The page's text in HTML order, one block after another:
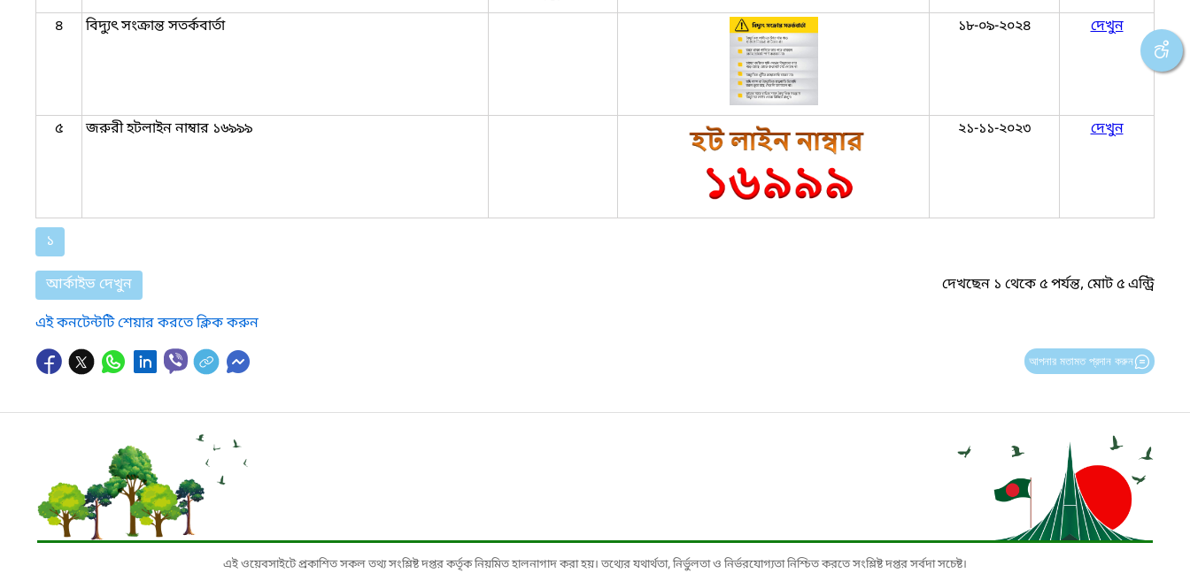
৪
বিদ্যুৎ সংক্রান্ত সতর্কবার্তা ১৮-০৯-২০২৪ দেখুন
৫ জরুরী হটলাইন নাম্বার ১৬৯৯৯ ২১-১১-২০২৩ দেখুন
১
আর্কাইভ দেখুন
দেখছেন ১ থেকে ৫ পর্যন্ত, মোট ৫ এন্ট্রি
এই কনটেন্টটি শেয়ার করতে ক্লিক করুন
আপনার মতামত প্রদান করুন
এই ওয়েবসাইটে প্রকাশিত সকল তথ্য সংশ্লিষ্ট দপ্তর কর্তৃক নিয়মিত হালনাগাদ করা হয়। তথ্যের যথার্থতা, নির্ভুলতা ও নির্ভরযোগ্যতা নিশ্চিত করতে সংশ্লিষ্ট দপ্তর সর্বদা সচেষ্ট।